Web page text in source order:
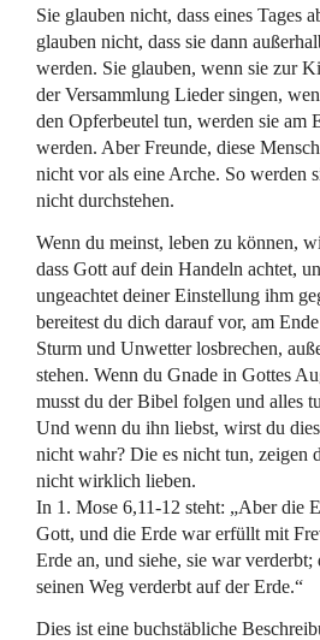
Sie glauben nicht, dass eines Tages
glauben nicht, dass sie dann
werden. Sie glauben, wenn sie zur
der Versammlung Lieder singen,
den Opferbeutel tun, werden sie am
werden. Aber Freunde, diese
nicht vor als eine Arche. So werden
nicht durchstehen.
Wenn du meinst, leben zu können,
dass Gott auf dein Handeln achtet,
ungeachtet deiner Einstellung ihm
bereitest du dich darauf vor, am
Sturm und Unwetter losbrechen,
stehen. Wenn du Gnade in Gottes
musst du der Bibel folgen und alles
Und wenn du ihn liebst, wirst du
nicht wahr? Die es nicht tun, zeigen
nicht wirklich lieben.
In 1. Mose 6,11-12 steht: „Aber die
Gott, und die Erde war erfüllt mit
Erde an, und siehe, sie war verderbt;
seinen Weg verderbt auf der Erde.“
Dies ist eine buchstäbliche